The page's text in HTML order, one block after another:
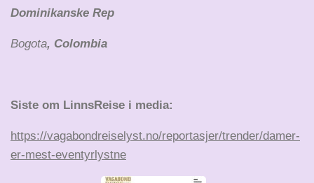
Dominikanske Rep
Bogota, Colombia
Siste om LinnsReise i media:
https://vagabondreiselyst.no/reportasjer/trender/damer-
er-mest-eventyrlystne